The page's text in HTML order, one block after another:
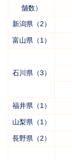
舗数）
新潟県（2）
富山県（1）
石川県（3）
福井県（1）
山梨県（1）
長野県（2）